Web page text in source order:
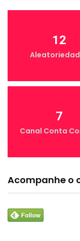
12
7
Canal Conta
Acompanhe o